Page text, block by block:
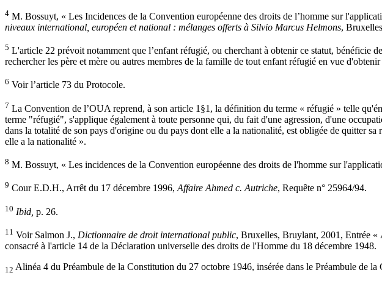
4 M. Bossuyt, « Les Incidences de la Convention européenne des droits de l’homme sur
niveaux international, européen et national : mélanges offerts à Silvio Marcus Helmons,
5 L'article 22 prévoit notamment que l’enfant réfugié, ou cherchant à obtenir ce statut, bénéficie
rechercher les père et mère ou autres membres de la famille de tout enfant réfugié en vue
6 Voir l’article 73 du Protocole.
7 La Convention de l’OUA reprend, à son article 1§1, la définition du terme « réfugié » telle
terme "réfugié", s'applique également à toute personne qui, du fait d'une agression, d'une
dans la totalité de son pays d'origine ou du pays dont elle a la nationalité, est obligée de quitter
elle a la nationalité ».
8 M. Bossuyt, « Les incidences de la Convention européenne des droits de l'homme sur
9 Cour E.D.H., Arrêt du 17 décembre 1996,Affaire Ahmed c. Autriche, Requête n° 25964/94.
10 Ibid, p. 26.
11 Voir Salmon J., Dictionnaire de droit international public, Bruxelles, Bruylant, 2001, Entrée «
consacré à l'article 14 de la Déclaration universelle des droits de l'Homme du 18 décembre 1948.
12 Alinéa 4 du Préambule de la Constitution du 27 octobre 1946, insérée dans le Préambule de